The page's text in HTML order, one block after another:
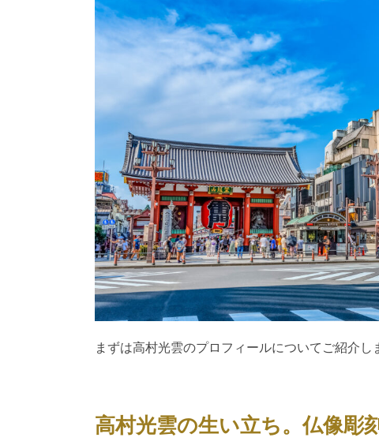
まずは高村光雲のプロフィールについてご紹介し
高村光雲の生い立ち。仏像彫